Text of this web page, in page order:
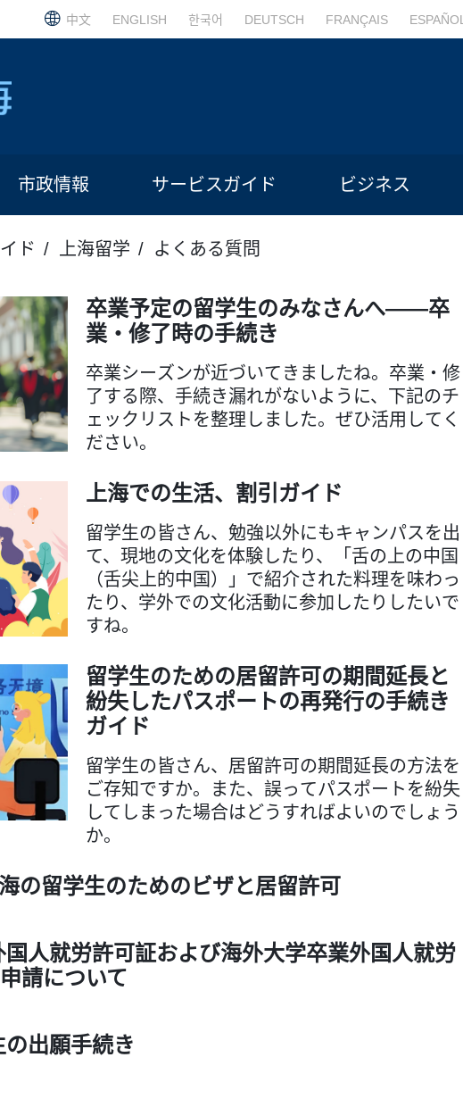
中文 ENGLISH 한국어 DEUTSCH FRANÇAIS ESPAÑOL
市政情報 サービスガイド ビジネス
ド 上海留学 よくある質問
卒業予定の留学生のみなさんへ――卒
業・修了時の手続き
卒業シーズンが近づいてきましたね。卒業・修
了する際、手続き漏れがないように、下記のチ
ェックリストを整理しました。ぜひ活用してく
ださい。
上海での生活、割引ガイド
留学生の皆さん、勉強以外にもキャンパスを出
て、現地の文化を体験したり、「舌の上の中国
（舌尖上的中国）」で紹介された料理を味わっ
たり、学外での文化活動に参加したりしたいで
すね。
留学生のための居留許可の期間延長と
紛失したパスポートの再発行の手続き
ガイド
留学生の皆さん、居留許可の期間延長の方法を
ご存知ですか。また、誤ってパスポートを紛失
してしまった場合はどうすればよいのでしょう
か。
の留学生のためのビザと居留許可
人就労許可証および海外大学卒業外国人就労
請について
出願手続き